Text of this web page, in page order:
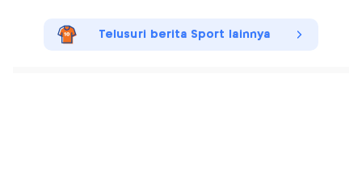
Telusuri berita Sport lainnya